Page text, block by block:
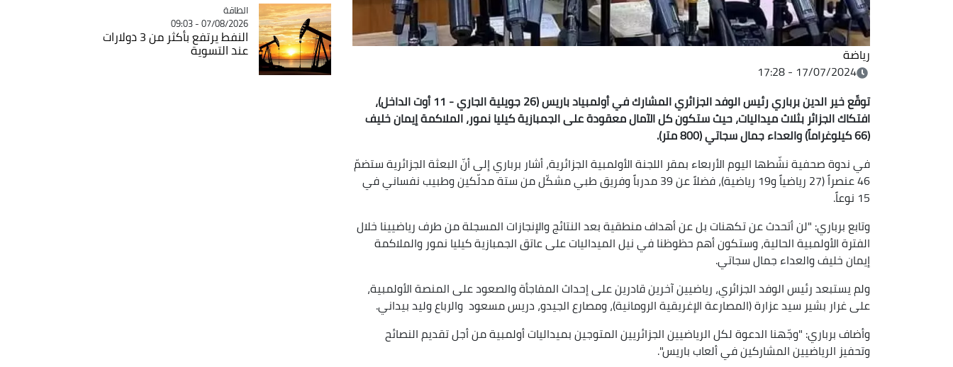
رياضة
17/07/2024 - 17:28
توقّع
خير الدين برباري رئيس الوفد الجزائري المشارك في أولمبياد باريس (26 جويلية الجاري - 11 أوت الداخل)،
افتكاك الجزائر بثلاث ميداليات، حيث ستكون كل الآمال معقودة على الجمبازية كيليا نمور، الملاكمة إيمان خليف
(66 كيلوغراماً) والعداء جمال سجاتي (800 متر).
في ندوة صحفية نشّطها اليوم الأربعاء بمقر اللجنة الأولمبية الجزائرية، أشار برباري إلى أنّ البعثة الجزائرية ستضمّ
46 عنصراً (27 رياضياً و19 رياضية)، فضلاً عن 39 مدرباً وفريق طبي مشكّل من ستة مدلّكين وطبيب نفساني في
15 نوعاً.
وتابع برباري: "لن أتحدث عن تكهنات بل عن أهداف منطقية بعد النتائج والإنجازات المسجلة من طرف رياضيينا خلال
الفترة الأولمبية الحالية، وستكون أهم حظوظنا في نيل الميداليات على عاتق الجمبازية كيليا نمور والملاكمة
إيمان خليف والعداء جمال سجاتي.
ولم يستبعد رئيس الوفد الجزائري، رياضيين آخرين قادرين على إحداث المفاجأة والصعود على المنصة الأولمبية،
على غرار بشير سيد عزارة (المصارعة الإغريقية الرومانية)، ومصارع الجيدو، دريس مسعود والرباع وليد بيداني.
وأضاف برباري: "وجّهنا الدعوة لكل الرياضيين الجزائريين المتوجين بميداليات أولمبية من أجل تقديم النصائح
وتحفيز الرياضيين المشاركين في ألعاب باريس".
Catégorie
الطاقة
07/08/2026 - 09:03
النفط يرتفع بأكثر من 3 دولارات
عند التسوية